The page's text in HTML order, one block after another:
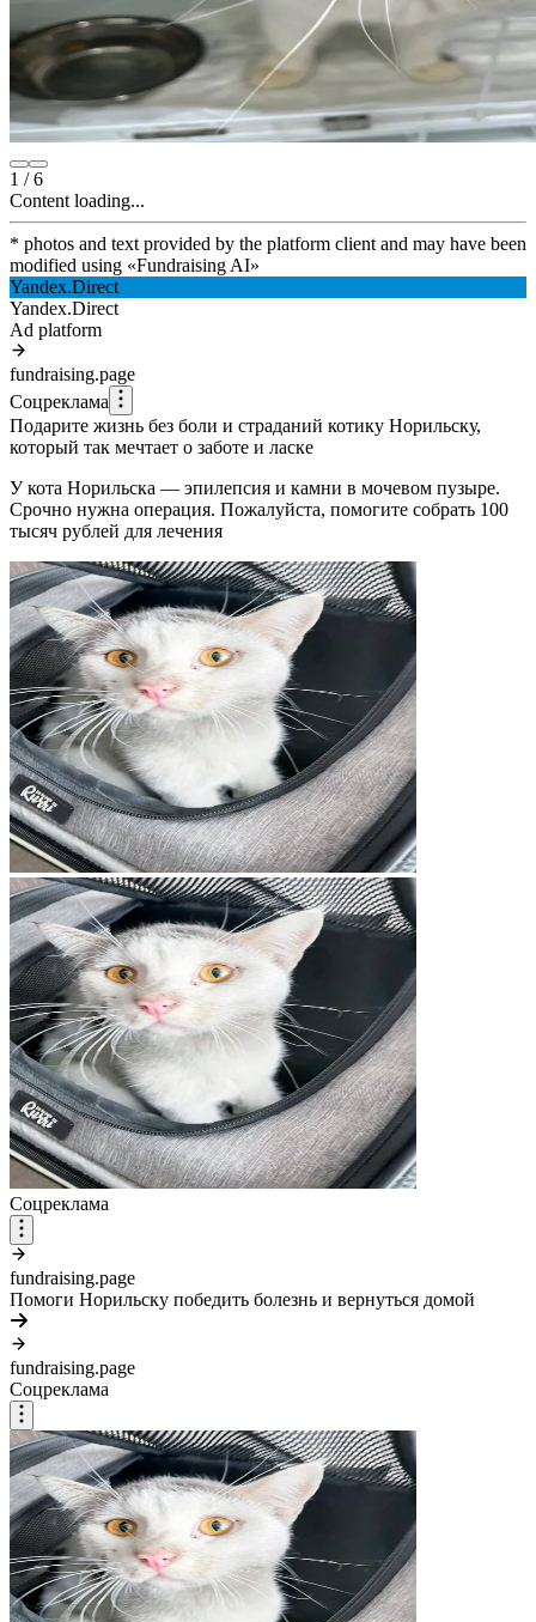
1 /6
Content loading...
* photos and text provided by the platform client and may have been
modified using «Fundraising AI»
Yandex.Direct
Yandex.Direct
Ad platform
fundraising.page
Соцреклама
Подарите жизнь без боли и страданий котику Норильску,
который так мечтает о заботе и ласке
У кота Норильска — эпилепсия и камни в мочевом пузыре.
Срочно нужна операция. Пожалуйста, помогите собрать 100
тысяч рублей для лечения
Соцреклама
fundraising.page
Помоги Норильску победить болезнь и вернуться домой
fundraising.page
Соцреклама